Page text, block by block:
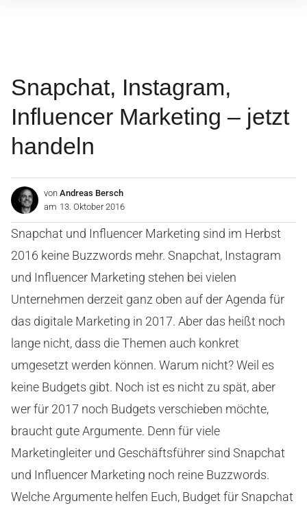
Snapchat, Instagram,
Influencer Marketing – jetzt
handeln
von Andreas Bersch
am 13. Oktober 2016
Snapchat und Influencer Marketing sind im Herbst
2016 keine Buzzwords mehr. Snapchat, Instagram
und Influencer Marketing stehen bei vielen
Unternehmen derzeit ganz oben auf der Agenda für
das digitale Marketing in 2017. Aber das heißt noch
lange nicht, dass die Themen auch konkret
umgesetzt werden können. Warum nicht? Weil es
keine Budgets gibt. Noch ist es nicht zu spät, aber
wer für 2017 noch Budgets verschieben möchte,
braucht gute Argumente. Denn für viele
Marketingleiter und Geschäftsführer sind Snapchat
und Influencer Marketing noch reine Buzzwords.
Welche Argumente helfen Euch, Budget für Snapchat